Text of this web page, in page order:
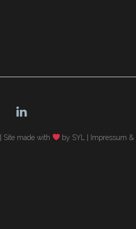
Site made with by SYL Impressum